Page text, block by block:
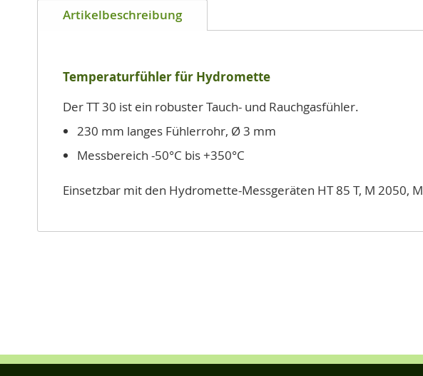
Bildgalerie
Artikelbeschreibung
Temperaturfühler für Hydromette
Der TT 30 ist ein robuster Tauch- und Rauchgasfühler.
230 mm langes Fühlerrohr, Ø 3 mm
Messbereich -50°C bis +350°C
Einsetzbar mit den Hydromette-Messgeräten HT 85 T, M 2050,